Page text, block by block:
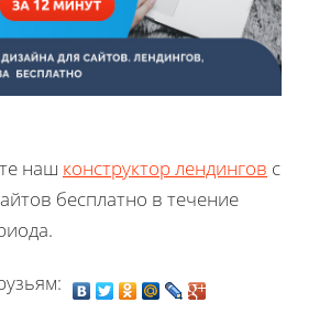
наш конструктор лендингов с
бесплатно в течение